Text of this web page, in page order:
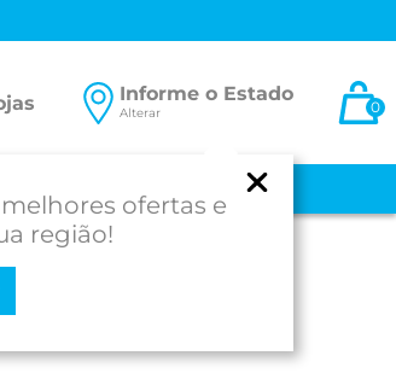
Informe o Estado
Alterar
ofertas e
região!
0
PROD. PARA SAÚDE